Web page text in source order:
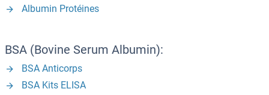
Albumin Protéines
BSA (Bovine Serum Albumin):
BSA Anticorps
BSA Kits ELISA